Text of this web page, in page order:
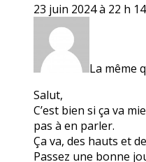
23 juin 2024 à 22 h
La même
Salut,
C’est bien si ça va
pas à en parler.
Ça va, des hauts et
Passez une bonne